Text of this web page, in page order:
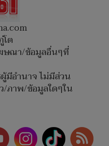
ต
ษณา/ข้อมูลอื่นๆที่
มีอำนาจ ไม่มีส่วน
/ภาพ/ข้อมูลใดๆใน